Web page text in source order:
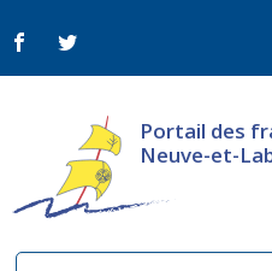
Portail des
Neuve-et-